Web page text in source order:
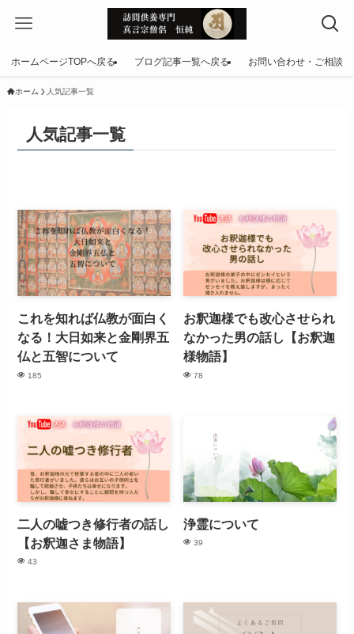
ホームページTOPへ戻る ブログ記事一覧へ戻る お問い合わせ・ご相談
ホーム 人気記事一覧
人気記事一覧
これを知れば仏教が面白く
なる！大日如来と金剛界五
仏と五智について
185
お釈迦様でも改心させられ
なかった男の話し【お釈迦
様物語】
78
二人の嘘つき修行者の話し
【お釈迦さま物語】
43
浄霊について
39